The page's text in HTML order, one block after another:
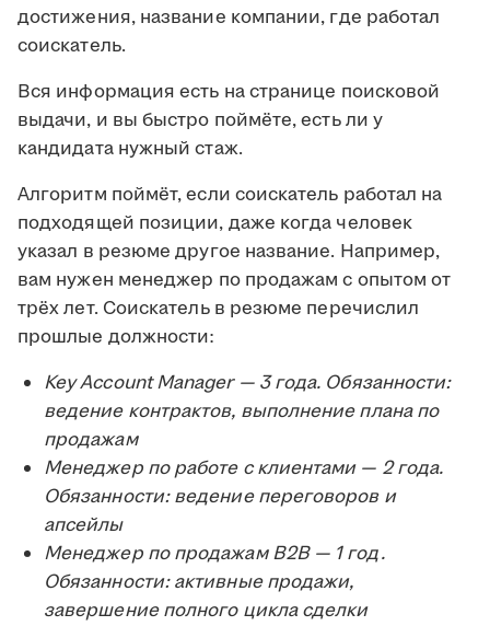
достижения, название компании, где работал
соискатель.
Вся информация есть на странице поисковой
выдачи, и вы быстро поймёте, есть ли у
кандидата нужный стаж.
Алгоритм поймёт, если соискатель работал на
подходящей позиции, даже когда человек
указал в резюме другое название. Например,
вам нужен менеджер по продажам с опытом от
трёх лет. Соискатель в резюме перечислил
прошлые должности:
Key Account Manager — 3 года. Обязанности:
ведение контрактов, выполнение плана по
продажам
Менеджер по работе с клиентами — 2 года.
Обязанности: ведение переговоров и
апсейлы
Менеджер по продажам B2B — 1 год.
Обязанности: активные продажи,
завершение полного цикла сделки